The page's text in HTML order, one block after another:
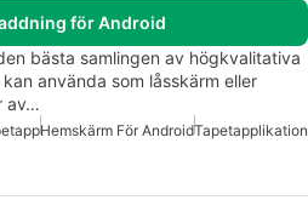
för Android
bästa samlingen av högkvalitativa
använda som låsskärm eller
av…
Hemskärm För AndroidTapetapplikation